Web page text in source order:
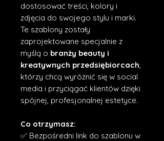
dostosować treści, kolory i
zdjęcia do swojego stylu i marki.
Te szablony zostały
zaprojektowane specjalnie z
myślą o branży beauty i
kreatywnych przedsiębiorcach
którzy chcą wyróżnić się w social
media i przyciągać klientów dzięki
spójnej, profesjonalnej estetyce.
Co otrzymasz:
✅ Bezpośredni link do szablonu w